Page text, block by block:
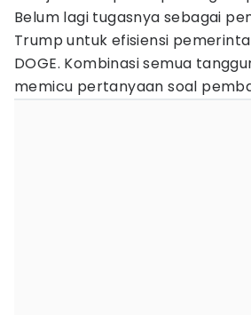
Belum lagi tugasnya sebagai
Trump untuk efisiensi
DOGE. Kombinasi semua
memicu pertanyaan soal